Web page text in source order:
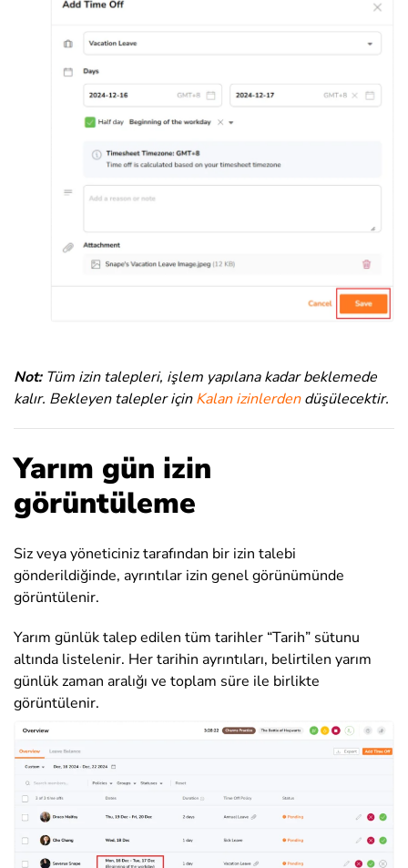
Not: Tüm izin talepleri, işlem yapılana kadar beklemede
kalır. Bekleyen talepler içinKalan izinlerdendüşülecektir.
Yarım gün izin
görüntüleme
Siz veya yöneticiniz tarafından bir izin talebi
gönderildiğinde, ayrıntılar izin genel görünümünde
görüntülenir.
Yarım günlük talep edilen tüm tarihler “Tarih” sütunu
altında listelenir. Her tarihin ayrıntıları, belirtilen yarım
günlük zaman aralığı ve toplam süre ile birlikte
görüntülenir.